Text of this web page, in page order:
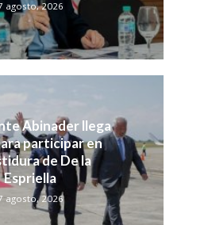
agosto, 2026
Abinader llega
participar en
de De la
Espriella
agosto, 2026